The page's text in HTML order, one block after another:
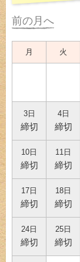
前の月へ
月 火
3日
締切
4日
締切
10日
締切
11日
締切
17日
締切
18日
締切
24日
締切
25日
締切